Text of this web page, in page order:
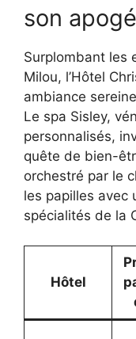
son
Surplombant les
Milou, l’Hôtel
ambiance
Le spa Sisley,
personnalisés,
quête de bien-
orchestré par le
les papilles avec
spécialités de la
Hôtel